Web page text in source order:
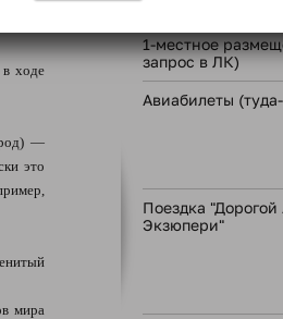
ходе
—
это
мира
1-местное
запрос в ЛК)
Авиабилеты
Поездка
Экзюпери"